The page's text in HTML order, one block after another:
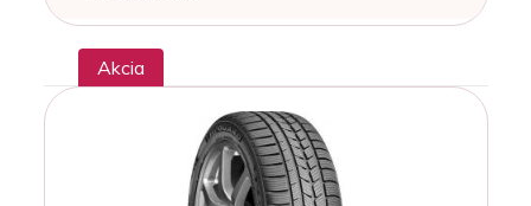
Akcia